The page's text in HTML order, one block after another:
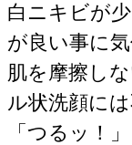
白ニキビが
が良い事に
肌を摩擦し
ル状洗顔に
「つるッ！